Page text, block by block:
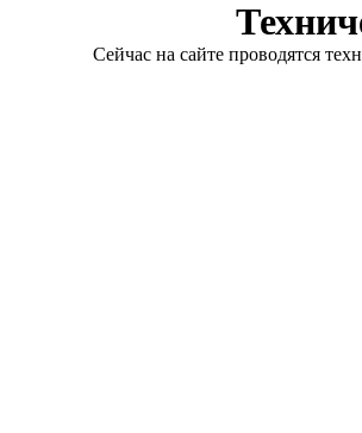
Сейчас на сайте проводятся